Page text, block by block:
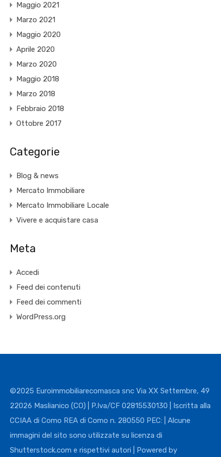
Maggio 2021
Marzo 2021
Maggio 2020
Aprile 2020
Marzo 2020
Maggio 2018
Marzo 2018
Febbraio 2018
Ottobre 2017
Categorie
Blog & news
Mercato Immobiliare
Mercato Immobiliare Locale
Vivere e acquistare casa
Meta
Accedi
Feed dei contenuti
Feed dei commenti
WordPress.org
©2025 Euroimmobiliarecomasca snc Via XX Settembre, 49
22026 Maslianico (CO) | P.Iva/CF 02815530130 | Iscritta alla
CCIAA di Como REA di Como n. 280550 PEC: | Alcune
immagini del sito sono utilizzate su licenza di
Shutterstock.com e rispettivi autori | Powered by